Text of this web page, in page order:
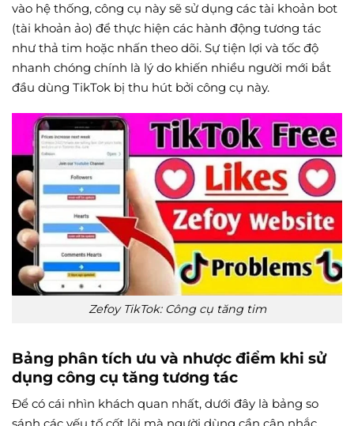
vào hệ thống, công cụ này sẽ sử dụng các tài khoản bot
(tài khoản ảo) để thực hiện các hành động tương tác
như thả tim hoặc nhấn theo dõi. Sự tiện lợi và tốc độ
nhanh chóng chính là lý do khiến nhiều người mới bắt
đầu dùng TikTok bị thu hút bởi công cụ này.
Zefoy TikTok: Công cụ tăng tim
Bảng phân tích ưu và nhược điểm khi sử
dụng công cụ tăng tương tác
Để có cái nhìn khách quan nhất, dưới đây là bảng so